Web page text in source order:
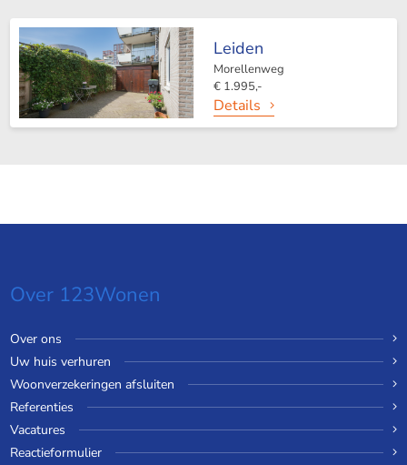
Leiden
Morellenweg
€ 1.995,-
Details
Over 123Wonen
Over ons
Uw huis verhuren
Woonverzekeringen afsluiten
Referenties
Vacatures
Reactieformulier